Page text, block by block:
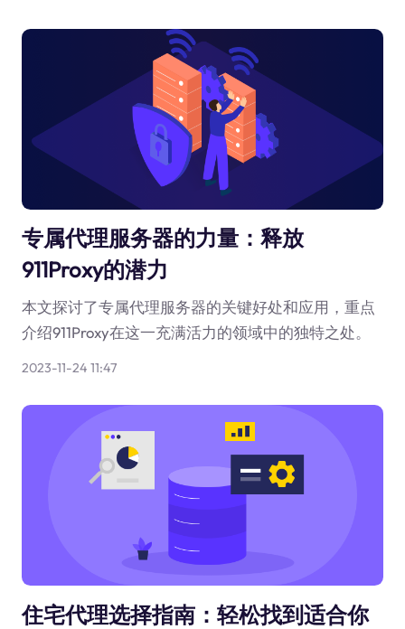
专属代理服务器的力量：释放
911Proxy的潜力
本文探讨了专属代理服务器的关键好处和应用，重点
介绍911Proxy在这一充满活力的领域中的独特之处。
2023-11-24 11:47
住宅代理选择指南：轻松找到适合你